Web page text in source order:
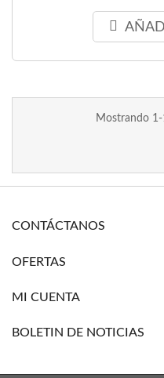
Mostrando
CONTÁCTANOS
OFERTAS
MI CUENTA
BOLETIN DE NOTICIAS